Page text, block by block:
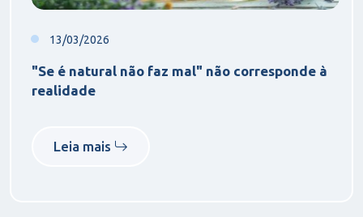
13/03/2026
"Se é natural não faz mal" não corresponde à
realidade
Leia mais